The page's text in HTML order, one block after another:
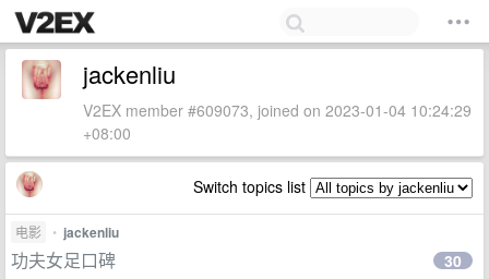
jackenliu
V2EX member #609073, joined on 2023-01-04 10:24:29
+08:00
Switch topics list
电影 • jackenliu
功夫女足口碑 30